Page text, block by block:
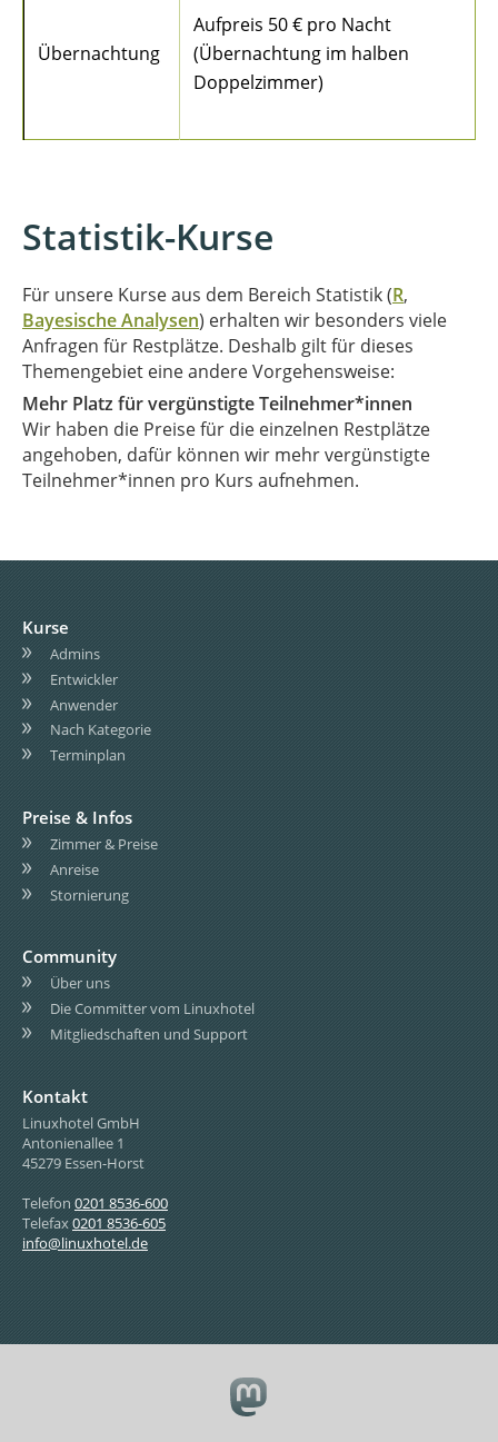
Übernachtung
Aufpreis 50 € pro Nacht
(Übernachtung im halben
Doppelzimmer)
Statistik-Kurse
Für unsere Kurse aus dem Bereich Statistik (R,
Bayesische Analysen) erhalten wir besonders viele
Anfragen für Restplätze. Deshalb gilt für dieses
Themengebiet eine andere Vorgehensweise:
Mehr Platz für vergünstigte Teilnehmer*innen
Wir haben die Preise für die einzelnen Restplätze
angehoben, dafür können wir mehr vergünstigte
Teilnehmer*innen pro Kurs aufnehmen.
Kurse
Admins
Entwickler
Anwender
Nach Kategorie
Terminplan
Preise & Infos
Zimmer & Preise
Anreise
Stornierung
Community
Über uns
Die Committer vom Linuxhotel
Mitgliedschaften und Support
Kontakt
Linuxhotel GmbH
Antonienallee 1
45279 Essen-Horst
Telefon 0201 8536-600
Telefax0201 8536-605
info@linuxhotel.de